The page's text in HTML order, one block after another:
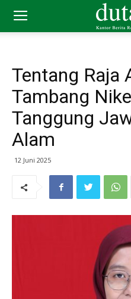
Tentang Raja
Tambang
Tanggung
Alam
12 Juni 2025